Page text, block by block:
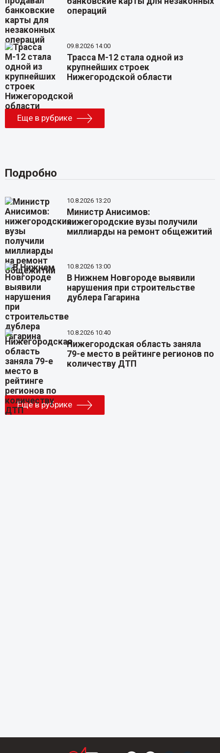
операций
09.8.2026 14:00
Трасса М-12 стала одной из
крупнейших строек
Нижегородской области
Еще в рубрике
Подробно
10.8.2026 13:20
Министр Анисимов:
нижегородские вузы получили
миллиарды на ремонт общежитий
10.8.2026 13:00
В Нижнем Новгороде выявили
нарушения при строительстве
дублера Гагарина
10.8.2026 10:40
Нижегородская область заняла
79-е место в рейтинге регионов по
количеству ДТП
Еще в рубрике